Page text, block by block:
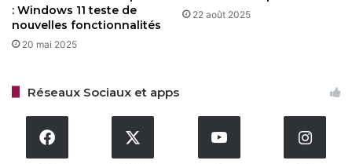
: Windows 11 teste de
nouvelles fonctionnalités
20 mai 2025
22 août 2025
Réseaux Sociaux et apps